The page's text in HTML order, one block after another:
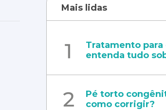
Mais lidas
Tratamento para
entenda tudo
Pé torto
como corrigir?